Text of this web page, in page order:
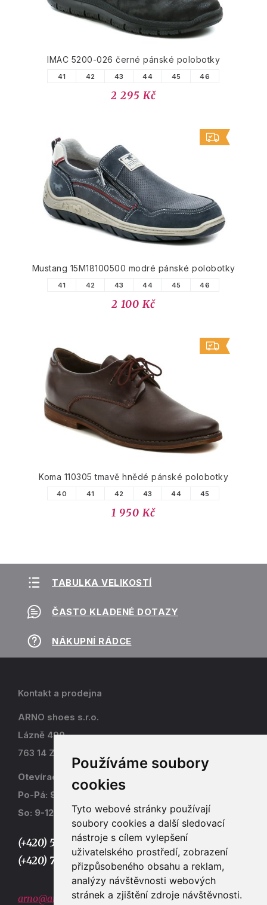
Používáme soubory
cookies
Tyto webové stránky používají
soubory cookies a další sledovací
nástroje s cílem vylepšení
uživatelského prostředí, zobrazení
přizpůsobeného obsahu a reklam,
analýzy návštěvnosti webových
stránek a zjištění zdroje návštěvnosti.
IMAC 5200-026 černé pánské polobotky
41 42 43 44 45 46
2 295 Kč
Mustang 15M18100500 modré pánské polobotky
41 42 43 44 45 46
2 100 Kč
Koma 110305 tmavě hnědé pánské polobotky
40 41 42 43 44 45
1 950 Kč
TABULKA VELIKOSTÍ
ČASTO KLADENÉ DOTAZY
NÁKUPNÍ RÁDCE
Kontakt a prodejna
ARNO shoes s.r.o.
Lázně 490
763 14 Zlín - Kostelec
Otevírací doba
Po-Pá: 9-17
So: 9-12
(+420) 577 915 036,
(+420) 773 667 390
arno@arno.cz